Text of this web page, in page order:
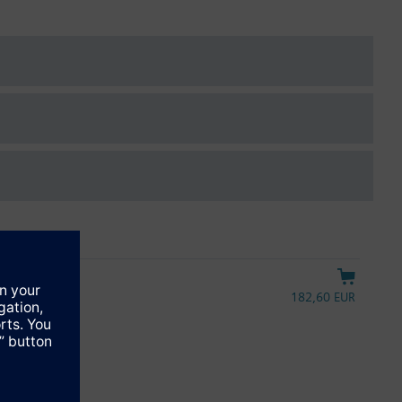
άνεση στους χώρους. Ο σχεδιασμός, η θέση σε λειτουργία
οροφή στις οποίες η μέγιστη διαθέσιμη παροχή του MCV είναι
182,60 EUR